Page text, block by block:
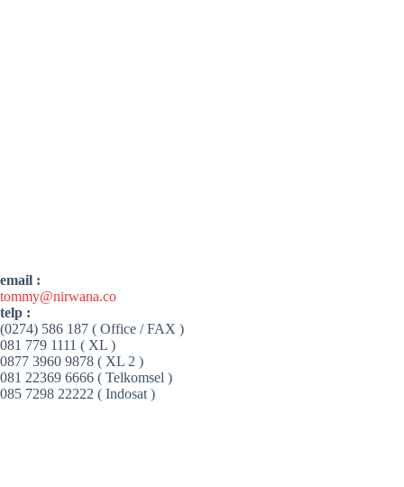
email :
tommy@nirwana.co
telp :
(0274) 586 187 ( Office / FAX )
081 779 1111 ( XL )
0877 3960 9878 ( XL 2 )
081 22369 6666 ( Telkomsel )
085 7298 22222 ( Indosat )